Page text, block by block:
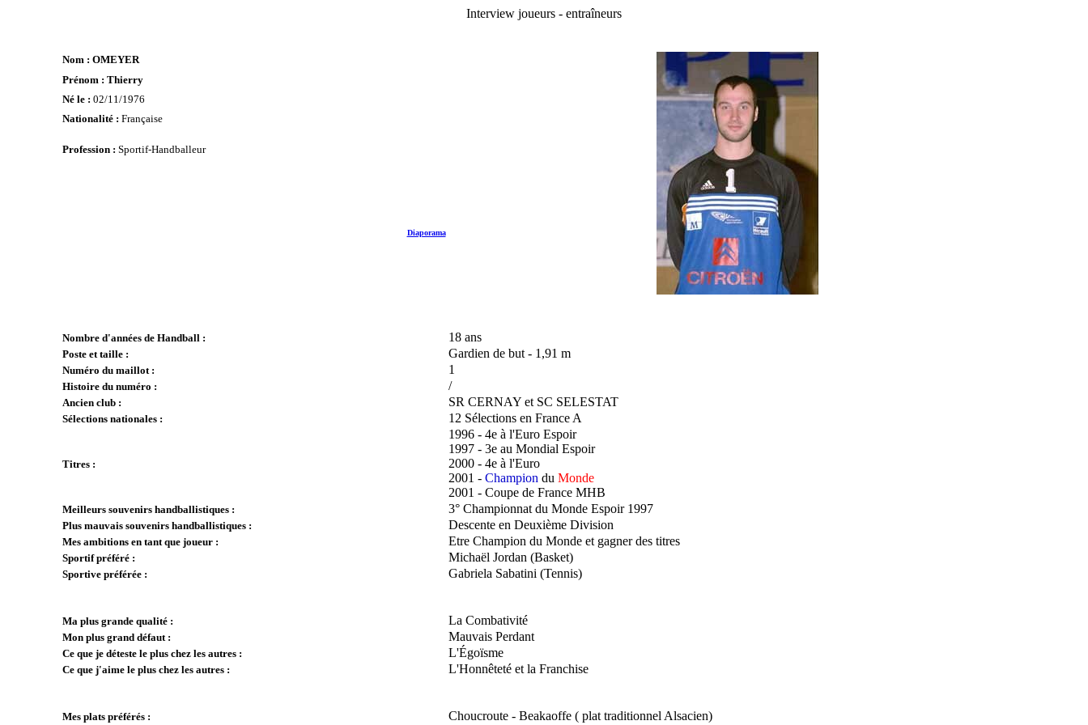
Interview joueurs - entraîneurs
Nom : OMEYER
Prénom : Thierry
Né le : 02/11/1976
Nationalité : Française
Profession : Sportif-Handballeur
Diaporama
Nombre d'années de Handball : 18 ans
Poste et taille : Gardien de but - 1,91 m
Numéro du maillot : 1
Histoire du numéro : /
Ancien club : SR CERNAY et SC SELESTAT
Sélections nationales : 12 Sélections en France A
Titres :
1996 - 4e à l'Euro Espoir
1997 - 3e au Mondial Espoir
2000 - 4e à l'Euro
2001 - Champion du Monde
2001 - Coupe de France MHB
Meilleurs souvenirs handballistiques : 3° Championnat du Monde Espoir 1997
Plus mauvais souvenirs handballistiques : Descente en Deuxième Division
Mes ambitions en tant que joueur : Etre Champion du Monde et gagner des titres
Sportif préféré : Michaël Jordan (Basket)
Sportive préférée : Gabriela Sabatini (Tennis)
Ma plus grande qualité : La Combativité
Mon plus grand défaut : Mauvais Perdant
Ce que je déteste le plus chez les autres : L'Égoïsme
Ce que j'aime le plus chez les autres : L'Honnêteté et la Franchise
Mes plats préférés : Choucroute - Beakaoffe ( plat traditionnel Alsacien)